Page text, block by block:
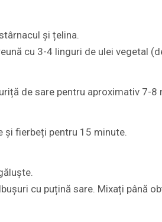
și țelina.
cu 3-4 linguri de ulei vegetal
de sare pentru aproximativ 7-8
și fierbeți pentru 15 minute.
cu puțină sare. Mixați până